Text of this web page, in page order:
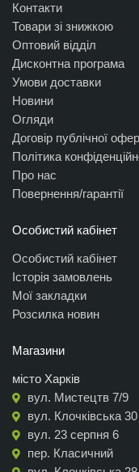
Контакти
Товари зі знижкою
Оптовий відділ
Дисконтна програма
Умови доставки
Новини
Огляди
Договір публічної
Політика
Про нас
Повернення/гарантії
Особистий кабінет
Особистий кабінет
Історія замовлень
Мої закладки
Розсилка новин
Магазини
місто Харків
вул. Мистецтв 7/9
вул. Клочківська
вул. 23 серпня 6
пер. Класичний